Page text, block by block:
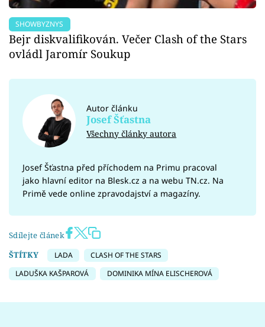
SHOWBYZNYS
Bejr diskvalifikován. Večer Clash of the Stars
ovládl Jaromír Soukup
Autor článku
Josef Šťastna
Všechny články autora
Josef Šťastna před příchodem na Primu pracoval
jako hlavní editor na Blesk.cz a na webu TN.cz. Na
Primě vede online zpravodajství a magazíny.
Sdílejte článek
ŠTÍTKY
LADA
CLASH OF THE STARS
LADUŠKA KAŠPAROVÁ
DOMINIKA MÍNA ELISCHEROVÁ